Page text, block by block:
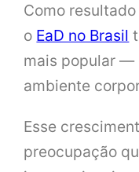
Como
o EaD no Brasil
mais popular —
ambiente
Esse
preocupação